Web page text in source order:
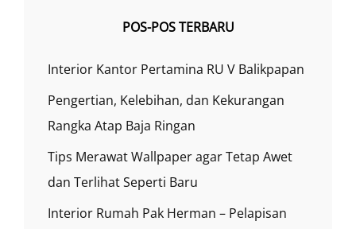
POS-POS TERBARU
Interior Kantor Pertamina RU V Balikpapan
Pengertian, Kelebihan, dan Kekurangan
Rangka Atap Baja Ringan
Tips Merawat Wallpaper agar Tetap Awet
dan Terlihat Seperti Baru
Interior Rumah Pak Herman – Pelapisan